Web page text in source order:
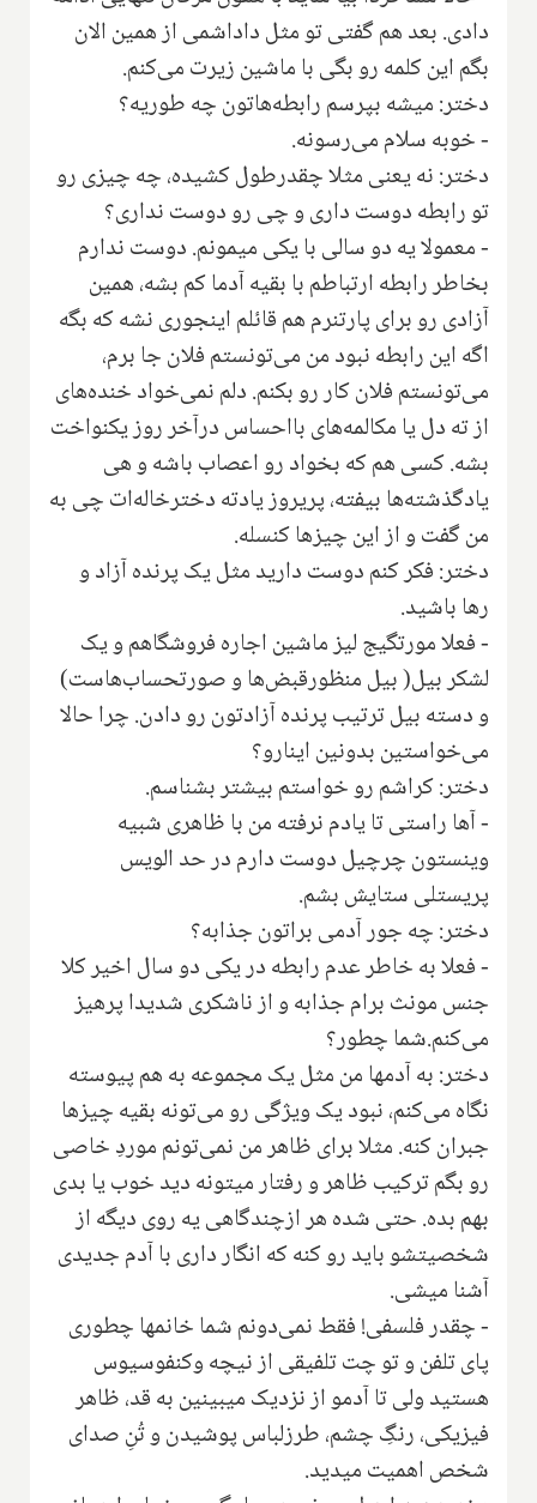
دادی. بعد هم گفتی تو مثل داداشمی از همین الان
بگم این کلمه رو بگی با ماشین زیرت می‌کنم.
دختر: میشه بپرسم رابطه‌هاتون چه طوریه؟
- خوبه سلام می‌رسونه.
دختر: نه یعنی مثلا چقدرطول کشیده، چه چیزی رو
تو رابطه دوست داری و چی رو دوست نداری؟
- معمولا یه دو سالی با یکی میمونم. دوست ندارم
بخاطر رابطه ارتباطم با بقیه آدما کم بشه، همین
آزادی رو برای پارتنرم هم قائلم اینجوری نشه که بگه
اگه این رابطه نبود من می‌تونستم فلان جا برم،
می‌تونستم فلان کار رو بکنم. دلم نمی‌خواد خنده‌های
از ته دل یا مکالمه‌های بااحساس درآخر روز یکنواخت
بشه. کسی هم که بخواد رو اعصاب باشه و هی
یادگذشته‌ها بیفته، پریروز یادته دخترخاله‌ات چی به
من گفت و از این چیزها کنسله.
دختر: فکر کنم دوست دارید مثل یک پرنده آزاد و
رها باشید.
- فعلا مورتگیج لیز ماشین اجاره فروشگاهم و یک
لشکر بیل)بیل منظورقبض‌ها و صورتحساب‌هاست)
و دسته بیل ترتیب پرنده آزادتون رو دادن. چرا حالا
می‌خواستین بدونین اینارو؟
دختر: کراشم رو خواستم بیشتر بشناسم.
- آها راستی تا یادم نرفته من با ظاهری شبیه
وینستون چرچیل دوست دارم در حد الویس
پریستلی ستایش بشم.
دختر: چه جور آدمی براتون جذابه‌؟
- فعلا به خاطر عدم رابطه در یکی دو سال اخیر کلا
جنس مونث برام جذابه و از ناشکری شدیدا پرهیز
می‌کنم.شما چطور؟
دختر: به آدمها من مثل یک مجموعه به هم پیوسته
نگاه می‌کنم، نبود یک ویژگی رو می‌تونه بقیه چیزها
جبران کنه. مثلا برای ظاهر من نمی‌تونم موردِ خاصی
رو بگم ترکیب ظاهر و رفتار میتونه دید خوب یا بدی
بهم بده. حتی شده هر ازچندگاهی یه روی دیگه از
شخصیتشو باید رو کنه که انگار داری با آدم جدیدی
آشنا میشی.
- چقدر فلسفی! فقط نمی‌دونم شما خانمها چطوری
پای تلفن و تو چت تلفیقی از نیچه وکنفوسیوس
هستید ولی تا آدمو از نزدیک میبینین به قد، ظاهر
فیزیکی، رنگِ چشم، طرزلباس پوشیدن و تُنِ صدای
شخص اهمیت میدید.